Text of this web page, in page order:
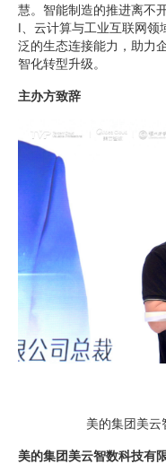
慧。智能制造的推进离不
I、云计算与工业互联网领
泛的生态连接能力，助力
智化转型升级。
主办方致辞
美的集团美云
美的集团美云智数科技有